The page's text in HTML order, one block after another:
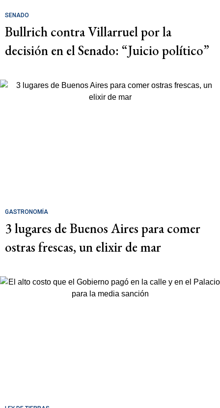
SENADO
Bullrich contra Villarruel por la
decisión en el Senado: “Juicio político”
GASTRONOMÍA
3 lugares de Buenos Aires para comer
ostras frescas, un elixir de mar